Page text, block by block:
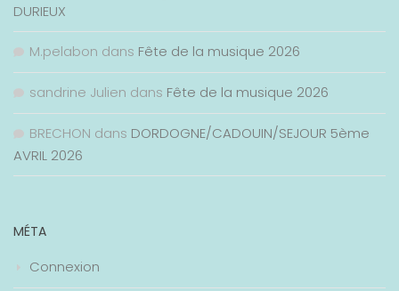
DURIEUX
M.pelabon dans Fête de la musique 2026
sandrine Julien dans Fête de la musique 2026
BRECHON dans DORDOGNE/CADOUIN/SEJOUR 5ème
AVRIL 2026
MÉTA
Connexion